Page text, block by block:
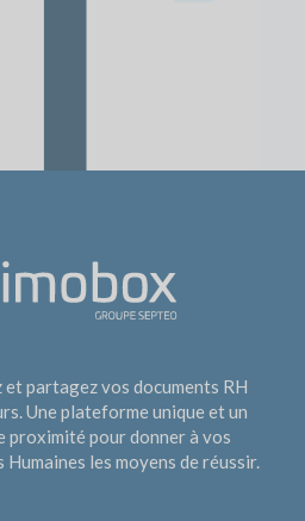
et partagez vos documents RH
Une plateforme unique et un
proximité pour donner à vos
Humaines les moyens de réussir.